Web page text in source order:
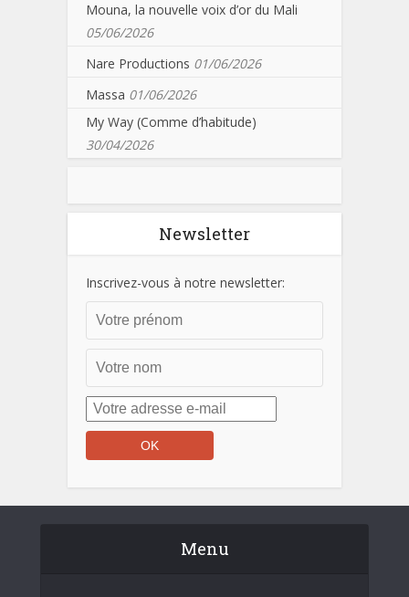
Mouna, la nouvelle voix d’or du Mali
05/06/2026
Nare Productions 01/06/2026
Massa 01/06/2026
My Way (Comme d’habitude)
30/04/2026
Newsletter
Inscrivez-vous à notre newsletter:
Menu